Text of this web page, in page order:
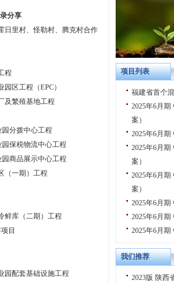
分享
日里村、怪勒村、腾克村合作
程
区工程（EPC）
及繁殖基地工程
分拨中心工程
保税物流中心工程
商品展示中心工程
（一期）工程
鲜库（二期）工程
目
园配套基础设施工程
项目列表
福建省首个
2025年6月
案）
2025年6月期
2025年6月
案）
2025年6月
案）
2025年6月期
2025年6月期
2025年6月期
我们推荐
2023版 陕西